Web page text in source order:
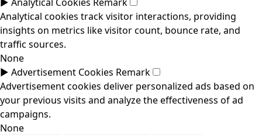
Analytical cookies track visitor interactions, providing
insights on metrics like visitor count, bounce rate, and
traffic sources.
None
► Advertisement Cookies Remark
Advertisement cookies deliver personalized ads based on
your previous visits and analyze the effectiveness of ad
campaigns.
None